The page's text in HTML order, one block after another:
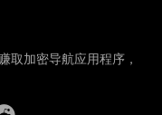
取加密导航应用程序，